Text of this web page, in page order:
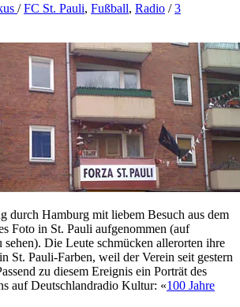
/FC St. Pauli, Fußball, Radio /3
durch Hamburg mit liebem Besuch aus dem
Foto in St. Pauli aufgenommen (auf
sehen). Die Leute schmücken allerorten ihre
St. Pauli-Farben, weil der Verein seit gestern
zu diesem Ereignis ein Porträt des
auf Deutschlandradio Kultur: «100 Jahre